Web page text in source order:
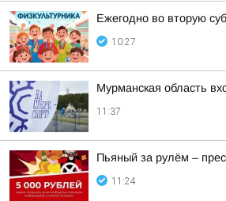
Ежегодно во вторую
10:27
Мурманская область
11:37
Пьяный за рулём –
11:24